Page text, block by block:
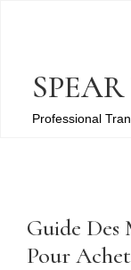
Professional
Guide Des
Pour